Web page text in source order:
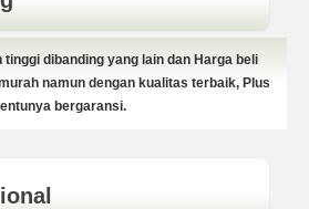
dibanding yang lain dan Harga beli
namun dengan kualitas terbaik, Plus
bergaransi.